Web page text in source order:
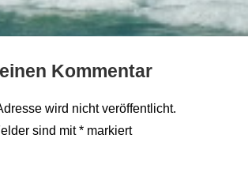
Kommentar
wird nicht veröffentlicht.
sind mit* markiert